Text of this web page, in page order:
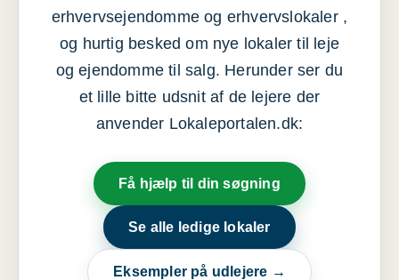
erhvervsejendomme og erhvervslokaler ,
og hurtig besked om nye lokaler til leje
og ejendomme til salg. Herunder ser du
et lille bitte udsnit af de lejere der
anvender Lokaleportalen.dk:
Få hjælp til din søgning
Se alle ledige lokaler
Eksempler på udlejere →